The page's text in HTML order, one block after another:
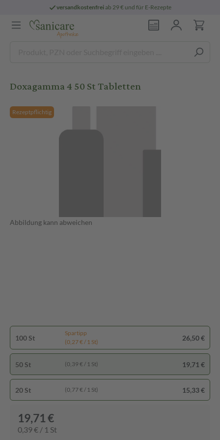
versandkostenfreiab 29 € und für E-Rezepte
Doxagamma 4 50 St Tabletten
Rezeptpflichtig
Abbildung kann abweichen
100 St
Spartipp
(0,27 € / 1 St)
26,50 €
50 St (0,39 € / 1 St) 19,71 €
20 St (0,77 € / 1 St) 15,33 €
19,71 €
0,39 € / 1 St